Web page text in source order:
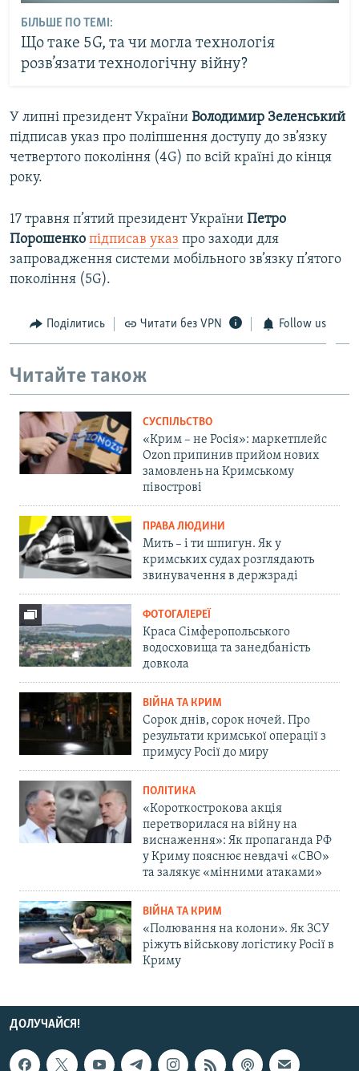
БІЛЬШЕ ПО ТЕМІ:
Що таке 5G, та чи могла технологія
розв’язати технологічну війну?
У липні президент України Володимир Зеленський
підписав указ про поліпшення доступу до зв’язку
четвертого покоління (4G) по всій країні до кінця
року.
17 травня п’ятий президент України Петро
Порошенко підписав указ про заходи для
запровадження системи мобільного зв’язку п’ятого
покоління (5G).
Поділитись Читати без VPN Follow us
Читайте також
СУСПІЛЬСТВО
«Крим – не Росія»: маркетплейс
Ozon припинив прийом нових
замовлень на Кримському
півострові
ПРАВА ЛЮДИНИ
Мить – і ти шпигун. Як у
кримських судах розглядають
звинувачення в держзраді
ФОТОГАЛЕРЕЇ
Краса Сімферопольського
водосховища та занедбаність
довкола
ВІЙНА ТА КРИМ
Сорок днів, сорок ночей. Про
результати кримської операції з
примусу Росії до миру
ПОЛІТИКА
«Короткострокова акція
перетворилася на війну на
виснаження»: Як пропаганда РФ
у Криму пояснює невдачі «СВО»
та залякує «мінними атаками»
ВІЙНА ТА КРИМ
«Полювання на колони». Як ЗСУ
ріжуть військову логістику Росії в
Криму
ДОЛУЧАЙСЯ!